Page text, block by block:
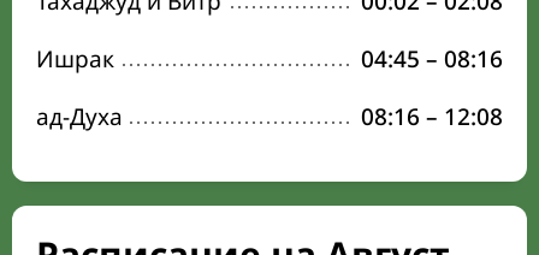
Ишрак
04:45 – 08:16
ад-Духа
08:16 – 12:08